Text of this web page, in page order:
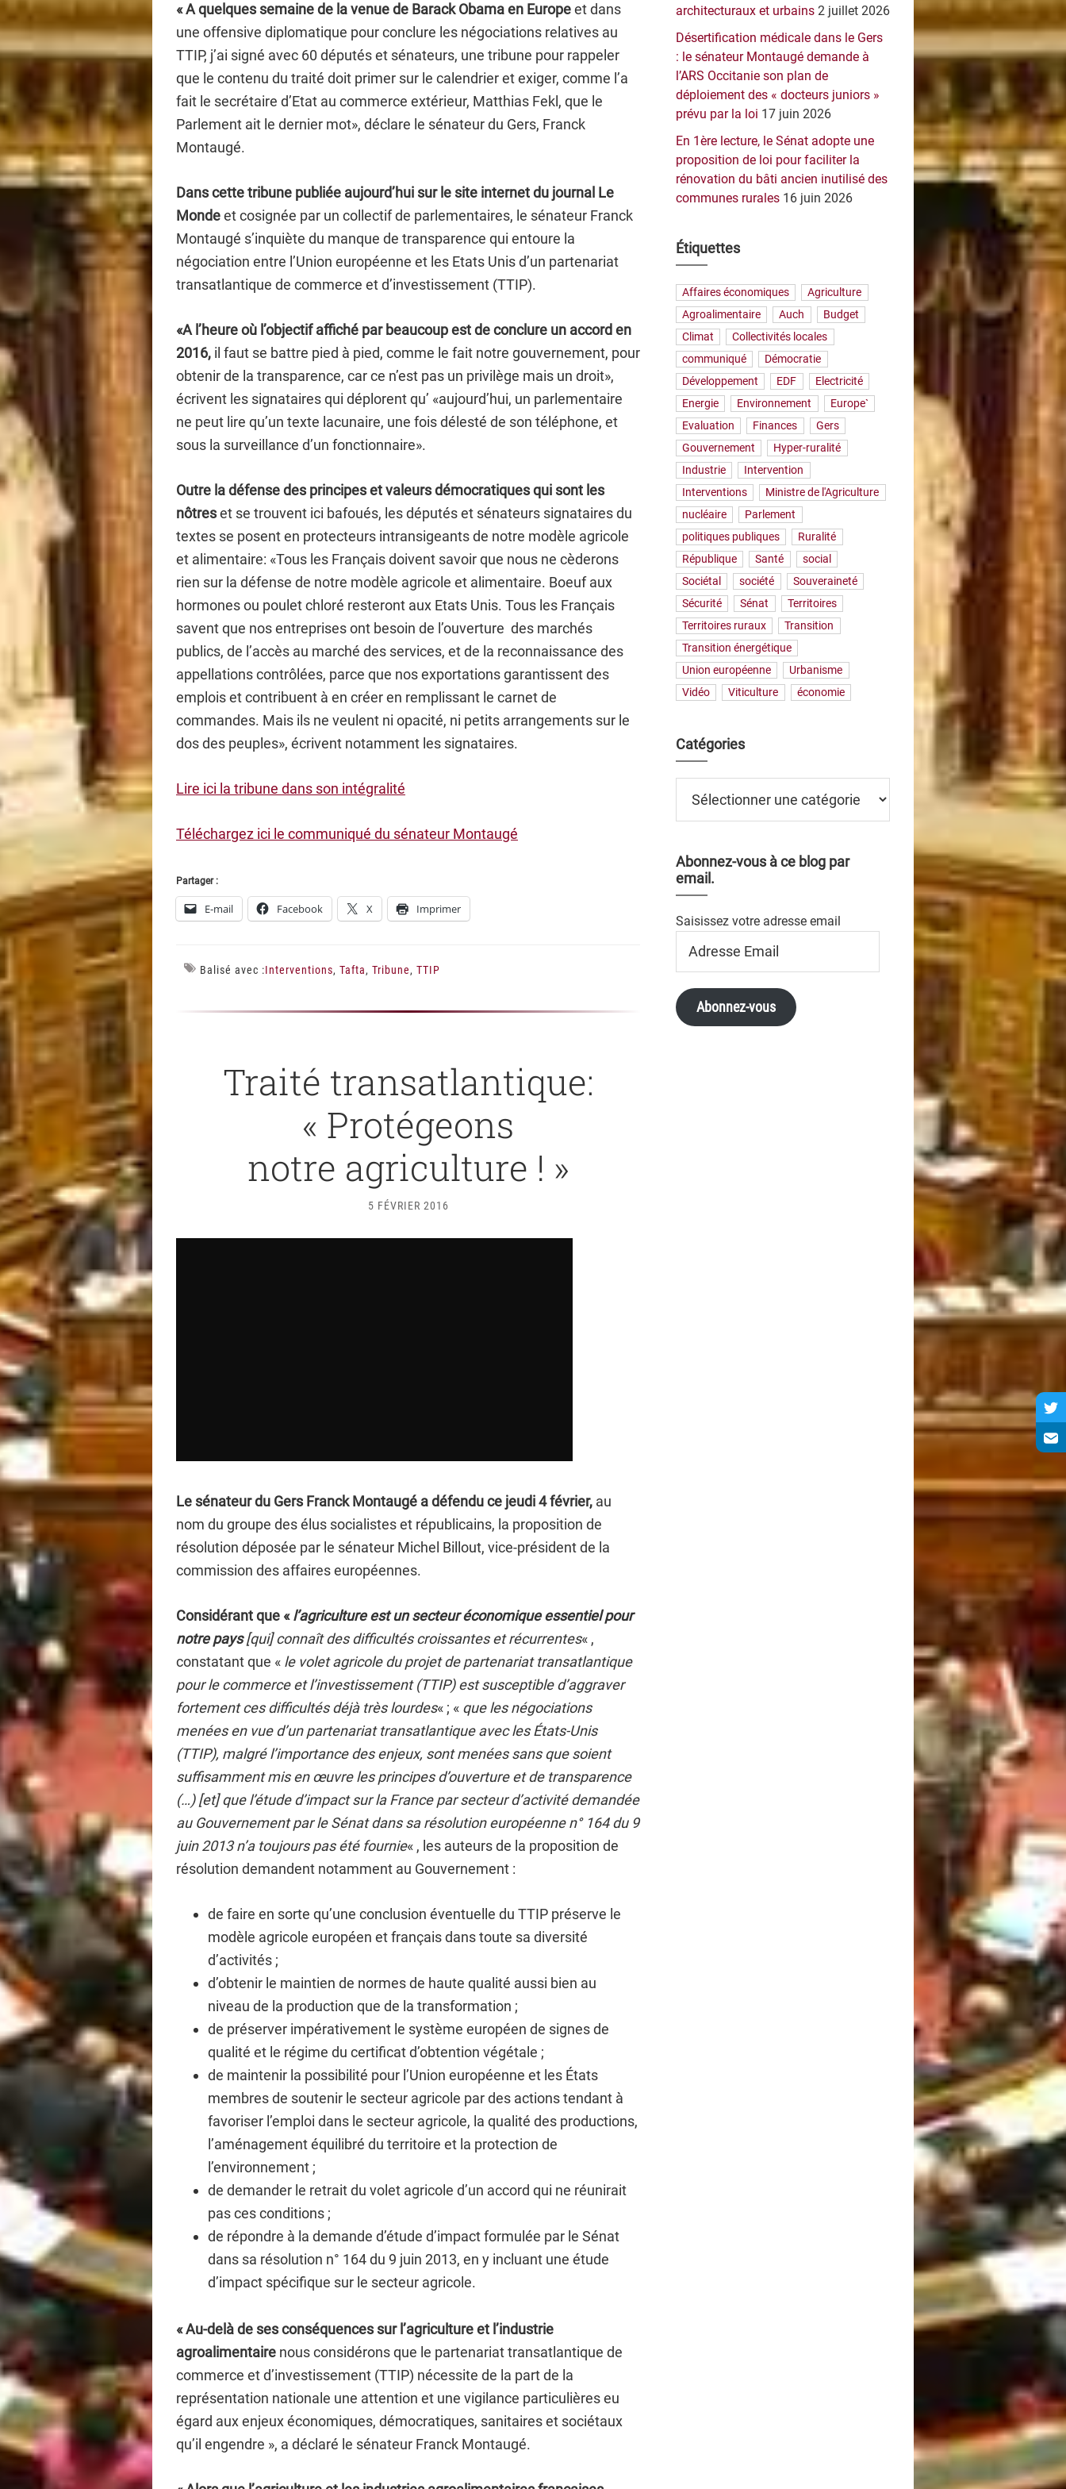
« A quelques semaine de la venue de Barack Obama en Europeet dans
une offensive diplomatique pour conclure les négociations relatives au
TTIP, j’ai signé avec 60 députés et sénateurs, une tribune pour rappeler
que le contenu du traité doit primer sur le calendrier et exiger, comme l’a
fait le secrétaire d’Etat au commerce extérieur, Matthias Fekl, que le
Parlement ait le dernier mot», déclare le sénateur du Gers, Franck
Montaugé.
Dans cette tribune publiée aujourd’hui sur le site internet du journal Le
Mondeet cosignée par un collectif de parlementaires, le sénateur Franck
Montaugé s’inquiète du manque de transparence qui entoure la
négociation entre l’Union européenne et les Etats Unis d’un partenariat
transatlantique de commerce et d’investissement (TTIP).
«A l’heure où l’objectif affiché par beaucoup est de conclure un accord en
2016, il faut se battre pied à pied, comme le fait notre gouvernement, pour
obtenir de la transparence, car ce n’est pas un privilège mais un droit»,
écrivent les signataires qui déplorent qu’ «aujourd’hui, un parlementaire
ne peut lire qu’un texte lacunaire, une fois délesté de son téléphone, et
sous la surveillance d’un fonctionnaire».
Outre la défense des principes et valeurs démocratiques qui sont les
nôtreset se trouvent ici bafoués, les députés et sénateurs signataires du
textes se posent en protecteurs intransigeants de notre modèle agricole
et alimentaire: «Tous les Français doivent savoir que nous ne cèderons
rien sur la défense de notre modèle agricole et alimentaire. Boeuf aux
hormones ou poulet chloré resteront aux Etats Unis. Tous les Français
savent que nos entreprises ont besoin de l’ouverture des marchés
publics, de l’accès au marché des services, et de la reconnaissance des
appellations contrôlées, parce que nos exportations garantissent des
emplois et contribuent à en créer en remplissant le carnet de
commandes. Mais ils ne veulent ni opacité, ni petits arrangements sur le
dos des peuples», écrivent notamment les signataires.
Lire ici la tribune dans son intégralité
Téléchargez ici le communiqué du sénateur Montaugé
Partager :
E-mail Facebook X Imprimer
Balisé avec :Interventions, Tafta, Tribune, TTIP
Traité transatlantique:
« Protégeons
notre agriculture ! »
5 FÉVRIER 2016
Le sénateur du Gers Franck Montaugé a défendu ce jeudi 4 février, au
nom du groupe des élus socialistes et républicains, la proposition de
résolution déposée par le sénateur Michel Billout, vice-président de la
commission des affaires européennes.
Considérant que «l’agriculture est un secteur économique essentiel pour
notre pays[qui] connaît des difficultés croissantes et récurrentes« ,
constatant que « le volet agricole du projet de partenariat transatlantique
pour le commerce et l’investissement (TTIP) est susceptible d’aggraver
fortement ces difficultés déjà très lourdes« ; « que les négociations
menées en vue d’un partenariat transatlantique avec les États-Unis
(TTIP), malgré l’importance des enjeux, sont menées sans que soient
suffisamment mis en œuvre les principes d’ouverture et de transparence
(…) [et] que l’étude d’impact sur la France par secteur d’activité demandée
au Gouvernement par le Sénat dans sa résolution européenne n° 164 du 9
juin 2013 n’a toujours pas été fournie« , les auteurs de la proposition de
résolution demandent notamment au Gouvernement :
de faire en sorte qu’une conclusion éventuelle du TTIP préserve le
modèle agricole européen et français dans toute sa diversité
d’activités ;
d’obtenir le maintien de normes de haute qualité aussi bien au
niveau de la production que de la transformation ;
de préserver impérativement le système européen de signes de
qualité et le régime du certificat d’obtention végétale ;
de maintenir la possibilité pour l’Union européenne et les États
membres de soutenir le secteur agricole par des actions tendant à
favoriser l’emploi dans le secteur agricole, la qualité des productions,
l’aménagement équilibré du territoire et la protection de
l’environnement ;
de demander le retrait du volet agricole d’un accord qui ne réunirait
pas ces conditions ;
de répondre à la demande d’étude d’impact formulée par le Sénat
dans sa résolution n° 164 du 9 juin 2013, en y incluant une étude
d’impact spécifique sur le secteur agricole.
« Au-delà de ses conséquences sur l’agriculture et l’industrie
agroalimentaire nous considérons que le partenariat transatlantique de
commerce et d’investissement (TTIP) nécessite de la part de la
représentation nationale une attention et une vigilance particulières eu
égard aux enjeux économiques, démocratiques, sanitaires et sociétaux
qu’il engendre », a déclaré le sénateur Franck Montaugé.
architecturaux et urbains 2 juillet 2026
Désertification médicale dans le Gers
: le sénateur Montaugé demande à
l’ARS Occitanie son plan de
déploiement des « docteurs juniors »
prévu par la loi 17 juin 2026
En 1ère lecture, le Sénat adopte une
proposition de loi pour faciliter la
rénovation du bâti ancien inutilisé des
communes rurales 16 juin 2026
Étiquettes
Affaires économiques
Agriculture
Agroalimentaire
Auch
Budget
Climat
Collectivités locales
communiqué
Démocratie
Développement
EDF
Electricité
Energie
Environnement
Europe`
Evaluation
Finances
Gers
Gouvernement
Hyper-ruralité
Industrie
Intervention
Interventions
Ministre de l'Agriculture
nucléaire
Parlement
politiques publiques
Ruralité
République
Santé
social
Sociétal
société
Souveraineté
Sécurité
Sénat
Territoires
Territoires ruraux
Transition
Transition énergétique
Union européenne
Urbanisme
Vidéo
Viticulture économie
Catégories
Abonnez-vous à ce blog par
email.
Saisissez votre adresse email
Email
Abonnez-vous